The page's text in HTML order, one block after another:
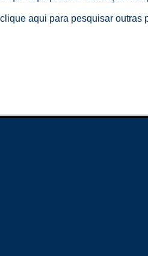
clique aqui para pesquisar outras